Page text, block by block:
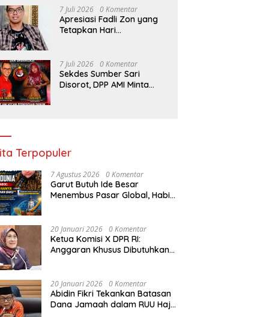
7 Juli 2026 0 Komentar
Apresiasi Fadli Zon yang
Tetapkan Hari
Hizkia: Pelaksanaan
Amanat Konstitusi
7 Juli 2026 0 Komentar
Sekdes Sumber Sari
Disorot, DPP AMI Minta
Terpopuler
7 Agustus 2026 0 Komentar
Garut Butuh Ide Besar
Menembus Pasar Global, Habib
20 Januari 2026 0 Komentar
Ketua Komisi X DPR RI:
Anggaran Khusus Dibutuhkan
Akibat Bencana
20 Januari 2026 0 Komentar
Abidin Fikri Tekankan Batasan
Dana Jamaah dalam RUU Haji